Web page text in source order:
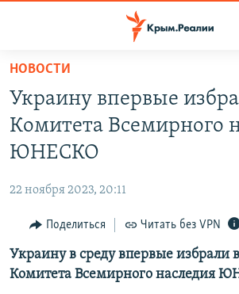
Вернуться
основному
содержанию
Вернутся
главной
навигации
Вернутся
поиску
СПЕЦПРОЕКТЫ
ГРУЗ 200
11 ЛЕТ ОККУПАЦИИ КРЫМА. 11 ИСТОРИЙ
ВОДА
ЕЩЕ
ИНТЕРАКТИВ
ИНФОГРАФИКА
ТЕЛЕПРОЕКТ КРЫМ.РЕАЛИИ
РАДІО СВОБОДА
КАК ОБОЙТИ БЛОКИРОВКУ
НОВОСТИ
Украину впервые
Комитета Всемирного
ЮНЕСКО
22 ноября 2023, 20:11
Поделиться Читать без VPN
Украину в среду впервые избрали в
Комитета Всемирного наследия